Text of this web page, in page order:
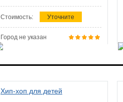
Стоимость: Уточните
Город не указан
Хип-хоп для детей